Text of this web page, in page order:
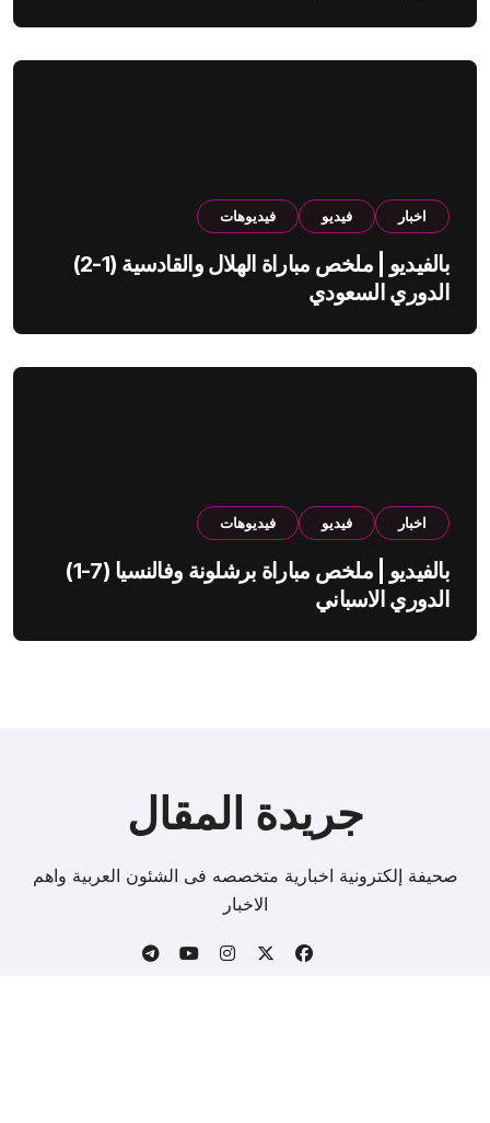
اخبار فيديو فيديوهات
بالفيديو | ملخص مباراة الهلال والقادسية (1-2)
الدوري السعودي
اخبار فيديو فيديوهات
بالفيديو | ملخص مباراة برشلونة وفالنسيا (7-1)
الدوري الاسباني
جريدة المقال
صحيفة إلكترونية اخبارية متخصصه فى الشئون العربية واهم
الاخبار